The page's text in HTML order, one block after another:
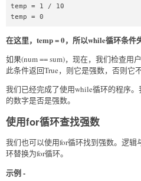
temp = 1 / 10
temp = 0
在这里，temp = 0，所以while循环条件
如果(num == sum)，现在，我们检查用
此条件返回True，则它是强数，否则它
我们已经完成了使用while循环的程序
的数字是否是强数。
使用for循环查找强数
我们也可以使用for循环找到强数。逻
环替换为for循环。
示例 -